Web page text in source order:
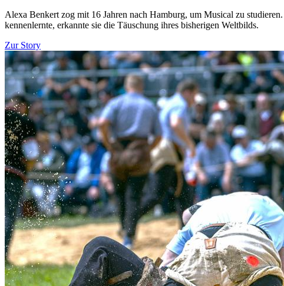
Alexa Benkert zog mit 16 Jahren nach Hamburg, um Musical zu
kennenlernte, erkannte sie die Täuschung ihres bisherigen Weltbilds.
Zur Story